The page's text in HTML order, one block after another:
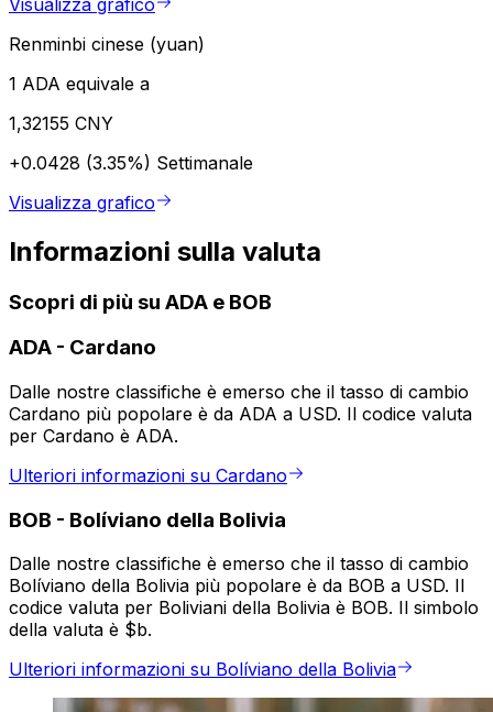
Renminbi cinese (yuan)
1 ADA equivale a
1,32155 CNY
+0.0428 (3.35%) Settimanale
Visualizza grafico
Informazioni sulla valuta
Scopri di più su ADA e BOB
ADA - Cardano
Dalle nostre classifiche è emerso che il tasso di cambio
Cardano più popolare è da ADA a USD. Il codice valuta
per Cardano è ADA.
Ulteriori informazioni su Cardano
BOB - Bolíviano della Bolivia
Dalle nostre classifiche è emerso che il tasso di cambio
Bolíviano della Bolivia più popolare è da BOB a USD. Il
codice valuta per Boliviani della Bolivia è BOB. Il simbolo
della valuta è $b.
Ulteriori informazioni su Bolíviano della Bolivia